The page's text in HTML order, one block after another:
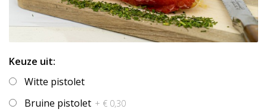
Keuze uit:
Witte pistolet
Bruine pistolet + € 0,30